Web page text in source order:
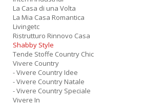
La Casa di una Volta
La Mia Casa Romantica
Livingetc
Ristrutturo Rinnovo Casa
Shabby Style
Tende Stoffe Country Chic
Vivere Country
- Vivere Country Idee
- Vivere Country Natale
- Vivere Country Speciale
Vivere In